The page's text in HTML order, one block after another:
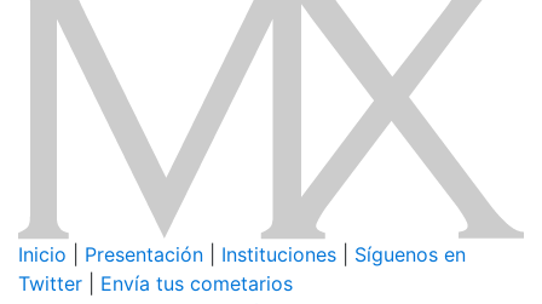
Inicio Presentación Instituciones
Síguenos en
Twitter
Envía tus cometarios